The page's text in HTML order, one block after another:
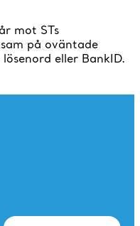
mot STs
på oväntade
eller BankID.